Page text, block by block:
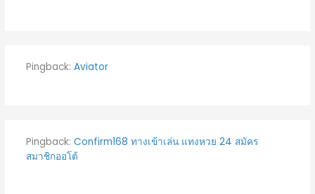
Pingback: Aviator
Pingback: Confirm168 ทางเข้าเล่น แทงหวย 24 สมัคร
สมาชิกออโต้